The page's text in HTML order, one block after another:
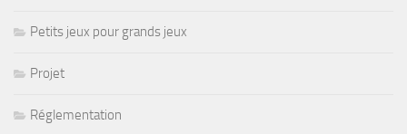
Petits jeux pour grands jeux
Projet
Réglementation